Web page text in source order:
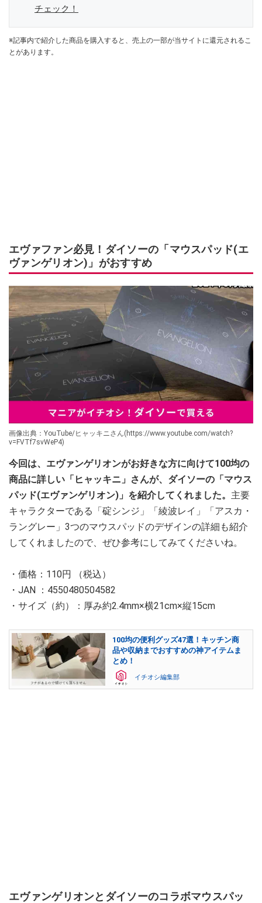
チェック！
※記事内で紹介した商品を購入すると、売上の一部が当サイトに還元されるこ
とがあります。
エヴァファン必見！ダイソーの「マウスパッド(エ
ヴァンゲリオン)」がおすすめ
画像出典：YouTube/ヒャッキニさん(https://www.youtube.com/watch?
v=FVTf7svWeP4)
今回は、エヴァンゲリオンがお好きな方に向けて100均の
商品に詳しい「ヒャッキニ」さんが、ダイソーの「マウス
パッド(エヴァンゲリオン)」を紹介してくれました。 主要
キャラクターである「碇シンジ」「綾波レイ」「アスカ・
ラングレー」3つのマウスパッドのデザインの詳細も紹介
してくれましたので、ぜひ参考にしてみてくださいね。
・価格：110円 （税込）
・JAN ：4550480504582
・サイズ（約）：厚み約2.4mm×横21cm×縦15cm
100均の便利グッズ47選！キッチン商
品や収納までおすすめの神アイテムま
とめ！
イチオシ編集部
エヴァンゲリオンとダイソーのコラボマウスパッ